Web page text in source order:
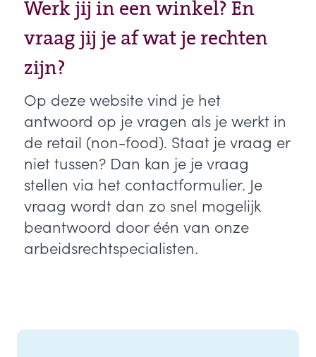
Werk jij in een winkel? En
vraag jij je af wat je rechten
zijn?
Op deze website vind je het
antwoord op je vragen als je werkt in
de retail (non-food). Staat je vraag er
niet tussen? Dan kan je je vraag
stellen via het contactformulier. Je
vraag wordt dan zo snel mogelijk
beantwoord door één van onze
arbeidsrechtspecialisten.